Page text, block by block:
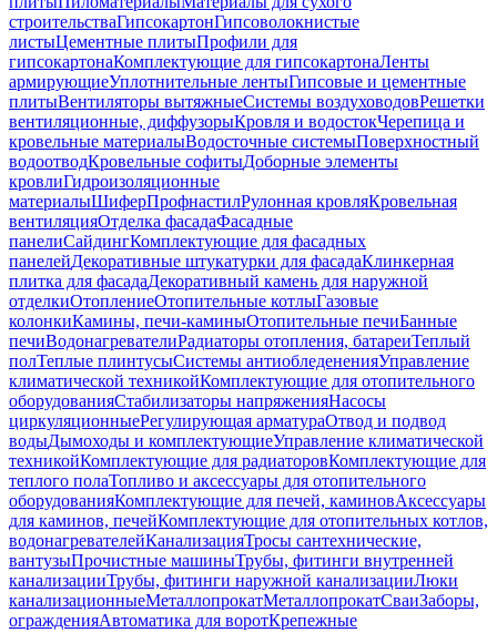
строительстваГипсокартонГипсоволокнистые
листыЦементные плитыПрофили для
гипсокартонаКомплектующие для гипсокартонаЛенты
армирующиеУплотнительные лентыГипсовые и цементные
плитыВентиляторы вытяжныеСистемы воздуховодовРешетки
вентиляционные, диффузорыКровля и водостокЧерепица и
кровельные материалыВодосточные системыПоверхностный
водоотводКровельные софитыДоборные элементы
кровлиГидроизоляционные
материалыШиферПрофнастилРулонная кровляКровельная
вентиляцияОтделка фасадаФасадные
панелиСайдингКомплектующие для фасадных
панелейДекоративные штукатурки для фасадаКлинкерная
плитка для фасадаДекоративный камень для наружной
отделкиОтоплениеОтопительные котлыГазовые
колонкиКамины, печи-каминыОтопительные печиБанные
печиВодонагревателиРадиаторы отопления, батареиТеплый
полТеплые плинтусыСистемы антиобледененияУправление
климатической техникойКомплектующие для отопительного
оборудованияСтабилизаторы напряженияНасосы
циркуляционныеРегулирующая арматураОтвод и подвод
водыДымоходы и комплектующиеУправление климатической
техникойКомплектующие для радиаторовКомплектующие для
теплого полаТопливо и аксессуары для отопительного
оборудованияКомплектующие для печей, каминовАксессуары
для каминов, печейКомплектующие для отопительных котлов,
водонагревателейКанализацияТросы сантехнические,
вантузыПрочистные машиныТрубы, фитинги внутренней
канализацииТрубы, фитинги наружной канализацииЛюки
канализационныеМеталлопрокатМеталлопрокатСваиЗаборы,
огражденияАвтоматика для воротКрепежные